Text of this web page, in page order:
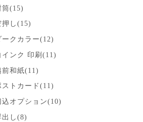
筒(15)
押し(15)
ークカラー(12)
インク 印刷(11)
前和紙(11)
ストカード(11)
込オプション(10)
出し(8)